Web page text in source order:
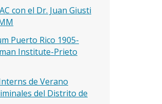
con el Dr. Juan Giusti
Puerto Rico 1905-
Institute-Prieto
de Verano
del Distrito de